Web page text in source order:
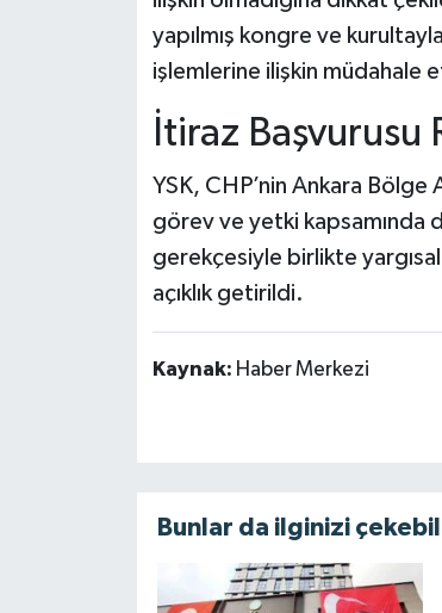
yapılmış kongre ve
işlemlerine ilişkin müdahale
İtiraz
YSK, CHP’nin Ankara Bölge
görev ve yetki kapsamında
gerekçesiyle birlikte
açıklık getirildi.
Kaynak: Haber Merkezi
Bunlar da ilginizi